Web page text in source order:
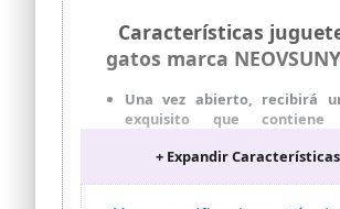
Características
gatos marca
Una vez abierto, recibirá
exquisito que contiene
azul y blanco que
un cable de carga, un
+ Expandir Características